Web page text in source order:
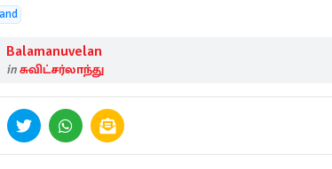
Balamanuvelan
inசுவிட்சர்லாந்து